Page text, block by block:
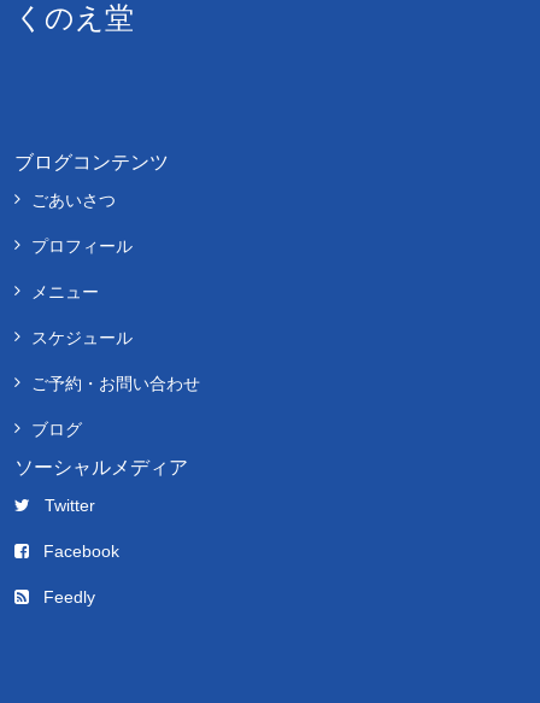
くのえ堂
ブログコンテンツ
ごあいさつ
プロフィール
メニュー
スケジュール
ご予約・お問い合わせ
ブログ
ソーシャルメディア
Twitter
Facebook
Feedly